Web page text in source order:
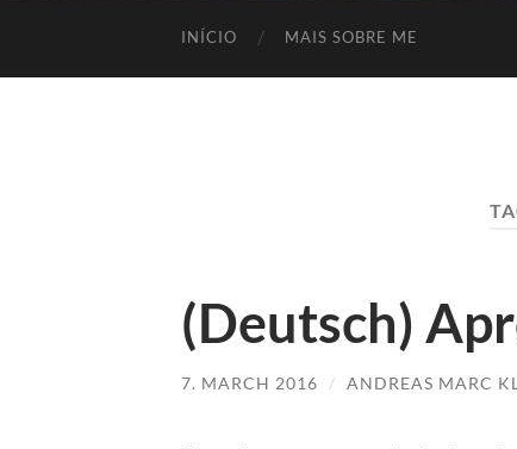
INÍCIO MAIS SOBRE ME
(Deutsch)
7. MARCH 2016 / ANDREAS MARC